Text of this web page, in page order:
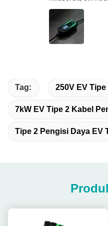
Tag: 250V EV
7kW EV Tipe 2 Kabel
Tipe 2 Pengisi Daya EV